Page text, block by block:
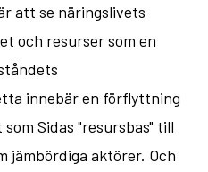
att se näringslivets
och resurser som en
innebär en förflyttning
Sidas "resursbas" till
jämbördiga aktörer. Och